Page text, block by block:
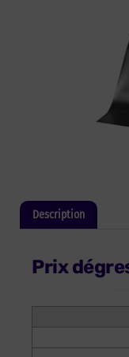
Description
Prix